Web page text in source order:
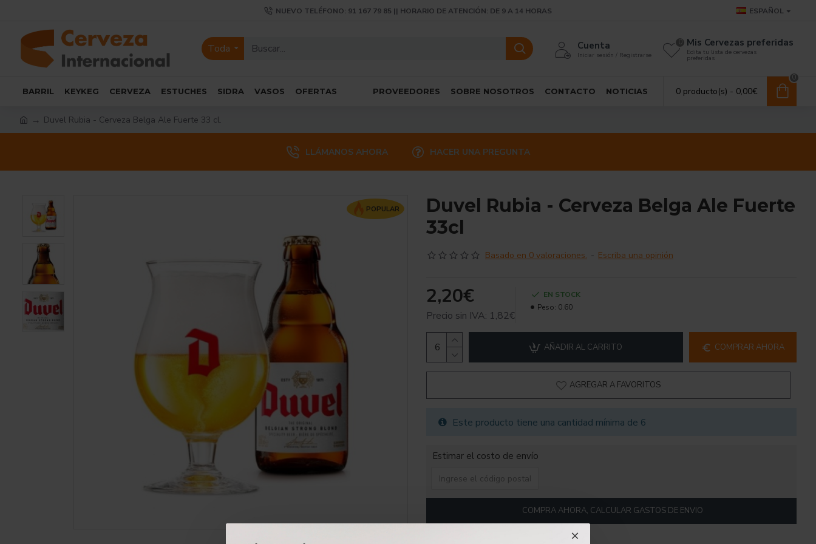
NUEVO TELÉFONO: 91 167 79 85 || HORARIO DE ATENCIÓN: DE 9 A 14 HORAS ESPAÑOL
Toda Cuenta
Iniciar sesión / Registrarse
Mis Cervezas preferidas
Edita tu lista de cervezas
preferidas
0
BARRIL KEYKEG CERVEZA ESTUCHES SIDRA VASOS OFERTAS PROVEEDORES SOBRE NOSOTROS CONTACTO NOTICIAS 0 producto(s) - 0,00€
0
Duvel Rubia - Cerveza Belga Ale Fuerte 33 cl.
LLÁMANOS AHORA HACER UNA PREGUNTA
POPULAR
Duvel Rubia - Cerveza Belga Ale Fuerte
33cl
Basado en 0 valoraciones. - Escriba una opinión
2,20€
Precio sin IVA: 1,82€
EN STOCK
Peso: 0.60
AÑADIR AL CARRITO COMPRAR AHORA
AGREGAR A FAVORITOS
Este producto tiene una cantidad mínima de 6
Estimar el costo de envío
COMPRA AHORA, CALCULAR GASTOS DE ENVIO